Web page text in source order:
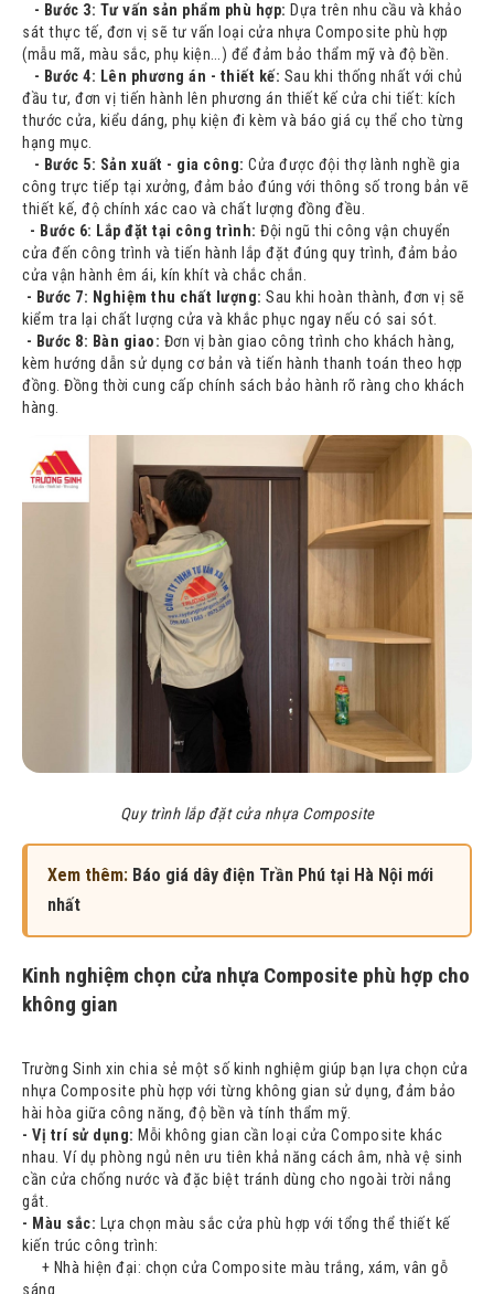
- Bước 3: Tư vấn sản phẩm phù hợp: Dựa trên nhu cầu và khảo
sát thực tế, đơn vị sẽ tư vấn loại cửa nhựa Composite phù hợp
(mẫu mã, màu sắc, phụ kiện…) để đảm bảo thẩm mỹ và độ bền.
- Bước 4: Lên phương án - thiết kế: Sau khi thống nhất với chủ
đầu tư, đơn vị tiến hành lên phương án thiết kế cửa chi tiết: kích
thước cửa, kiểu dáng, phụ kiện đi kèm và báo giá cụ thể cho từng
hạng mục.
- Bước 5: Sản xuất - gia công: Cửa được đội thợ lành nghề gia
công trực tiếp tại xưởng, đảm bảo đúng với thông số trong bản vẽ
thiết kế, độ chính xác cao và chất lượng đồng đều.
- Bước 6: Lắp đặt tại công trình: Đội ngũ thi công vận chuyển
cửa đến công trình và tiến hành lắp đặt đúng quy trình, đảm bảo
cửa vận hành êm ái, kín khít và chắc chắn.
- Bước 7: Nghiệm thu chất lượng: Sau khi hoàn thành, đơn vị sẽ
kiểm tra lại chất lượng cửa và khắc phục ngay nếu có sai sót.
- Bước 8: Bàn giao: Đơn vị bàn giao công trình cho khách hàng,
kèm hướng dẫn sử dụng cơ bản và tiến hành thanh toán theo hợp
đồng. Đồng thời cung cấp chính sách bảo hành rõ ràng cho khách
hàng.
Quy trình lắp đặt cửa nhựa Composite
Xem thêm: Báo giá dây điện Trần Phú tại Hà Nội mới
nhất
Kinh nghiệm chọn cửa nhựa Composite phù hợp cho
không gian
Trường Sinh xin chia sẻ một số kinh nghiệm giúp bạn lựa chọn cửa
nhựa Composite phù hợp với từng không gian sử dụng, đảm bảo
hài hòa giữa công năng, độ bền và tính thẩm mỹ.
- Vị trí sử dụng: Mỗi không gian cần loại cửa Composite khác
nhau. Ví dụ phòng ngủ nên ưu tiên khả năng cách âm, nhà vệ sinh
cần cửa chống nước và đặc biệt tránh dùng cho ngoài trời nắng
gắt.
- Màu sắc: Lựa chọn màu sắc cửa phù hợp với tổng thể thiết kế
kiến trúc công trình:
+ Nhà hiện đại: chọn cửa Composite màu trắng, xám, vân gỗ
sáng